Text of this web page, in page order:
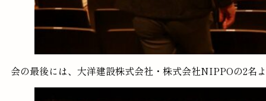
会の最後には、大洋建設株式会社・株式会社NIPPOの2名